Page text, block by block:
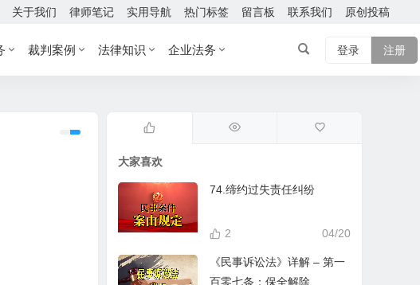
关于我们 律师笔记 实用导航 热门标签 留言板 联系我们 原创投稿
裁判案例 法律知识 企业法务 登录 注册
大家喜欢
74.缔约过失责任纠纷
04/20
2
《民事诉讼法》详解 – 第一
百零七条：保全解除